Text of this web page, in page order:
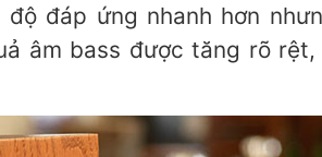
đáp ứng nhanh hơn
âm bass được tăng rõ